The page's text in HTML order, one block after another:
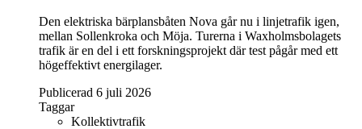
Den elektriska bärplansbåten Nova går nu i linjetrafik igen,
mellan Sollenkroka och Möja. Turerna i Waxholmsbolagets
trafik är en del i ett forskningsprojekt där test pågår med ett
högeffektivt energilager.
Publicerad 6 juli 2026
Taggar
Kollektivtrafik